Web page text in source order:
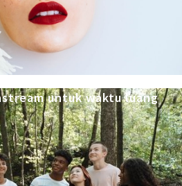
untuk waktu luang